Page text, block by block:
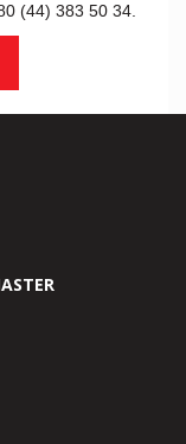
(44) 383 50 34.